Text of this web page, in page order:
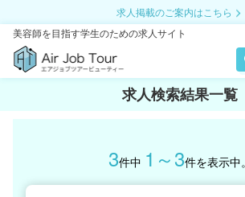
求人掲載のご案内はこちら
美容師を目指す学生のための求人サイト
求人検索結果一覧
3件中 1～3件を表示中。